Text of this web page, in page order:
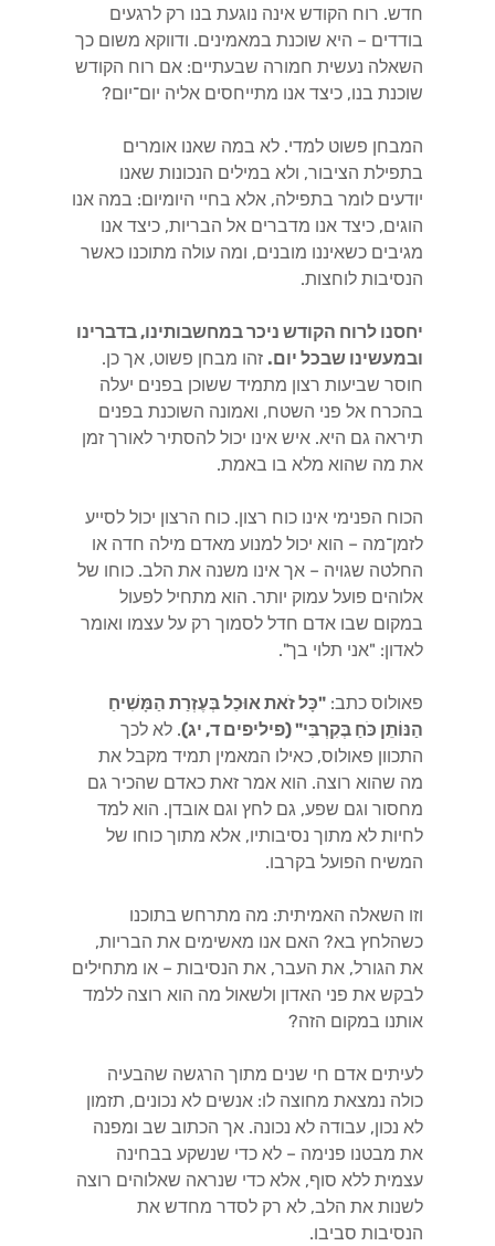
חדש. רוח הקודש אינה נוגעת בנו רק לרגעים
בודדים – היא שוכנת במאמינים. ודווקא משום כך
השאלה נעשית חמורה שבעתיים: אם רוח הקודש
שוכנת בנו, כיצד אנו מתייחסים אליה יום־יום?
המבחן פשוט למדי. לא במה שאנו אומרים
בתפילת הציבור, ולא במילים הנכונות שאנו
יודעים לומר בתפילה, אלא בחיי היומיום: במה אנו
הוגים, כיצד אנו מדברים אל הבריות, כיצד אנו
מגיבים כשאיננו מובנים, ומה עולה מתוכנו כאשר
הנסיבות לוחצות.
יחסנו לרוח הקודש ניכר במחשבותינו, בדברינו
ובמעשינו שבכל יום. זהו מבחן פשוט, אך כן.
חוסר שביעות רצון מתמיד ששוכן בפנים יעלה
בהכרח אל פני השטח, ואמונה השוכנת בפנים
תיראה גם היא. איש אינו יכול להסתיר לאורך זמן
את מה שהוא מלא בו באמת.
הכוח הפנימי אינו כוח רצון. כוח הרצון יכול לסייע
לזמן־מה – הוא יכול למנוע מאדם מילה חדה או
החלטה שגויה – אך אינו משנה את הלב. כוחו של
אלוהים פועל עמוק יותר. הוא מתחיל לפעול
במקום שבו אדם חדל לסמוך רק על עצמו ואומר
לאדון: "אני תלוי בך".
פאולוס כתב: "כָּל זֹאת אוּכַל בְּעֶזְרַת הַמָּשִׁיחַ
הַנּוֹתֵן כֹּחַ בְּקִרְבִּי" (פיליפים ד, יג). לא לכך
התכוון פאולוס, כאילו המאמין תמיד מקבל את
מה שהוא רוצה. הוא אמר זאת כאדם שהכיר גם
מחסור וגם שפע, גם לחץ וגם אובדן. הוא למד
לחיות לא מתוך נסיבותיו, אלא מתוך כוחו של
המשיח הפועל בקרבו.
וזו השאלה האמיתית: מה מתרחש בתוכנו
כשהלחץ בא? האם אנו מאשימים את הבריות,
את הגורל, את העבר, את הנסיבות – או מתחילים
לבקש את פני האדון ולשאול מה הוא רוצה ללמד
אותנו במקום הזה?
לעיתים אדם חי שנים מתוך הרגשה שהבעיה
כולה נמצאת מחוצה לו: אנשים לא נכונים, תזמון
לא נכון, עבודה לא נכונה. אך הכתוב שב ומפנה
את מבטנו פנימה – לא כדי שנשקע בבחינה
עצמית ללא סוף, אלא כדי שנראה שאלוהים רוצה
לשנות את הלב, לא רק לסדר מחדש את
הנסיבות סביבו.